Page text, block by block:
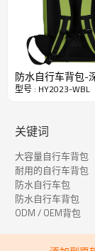
安全保证： 前
耐用：
由优质
能，并且重量
快速详细资料
物品
材料
防水自行车背包-
型号 : HY2023-WBL
关键词
大容量自行车背包
耐用的自行车背包
防水自行车包
防水自行车背包
ODM / OEM背包